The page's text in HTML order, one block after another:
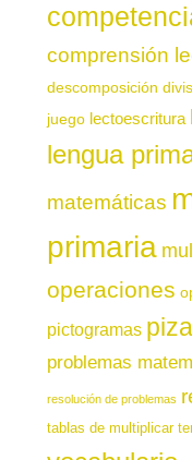
comprensión
descomposición
juego lectoescritura
lengua
matemáticas
primaria
operaciones
pictogramas
problemas
resolución de problemas
tablas de multiplicar